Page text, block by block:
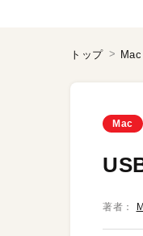
トップ Mac
Mac
著者：